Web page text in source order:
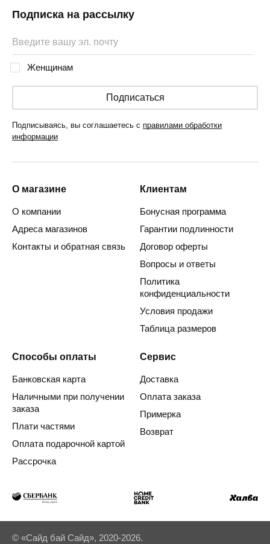
Подписка на рассылку
Женщинам
Подписаться
Подписываясь, вы соглашаетесь с правилами обработки
информации
О магазине
О компании
Адреса магазинов
Контакты и обратная связь
Клиентам
Бонусная программа
Гарантии подлинности
Договор оферты
Вопросы и ответы
Политика
конфиденциальности
Условия продажи
Таблица размеров
Способы оплаты
Банковская карта
Наличными при получении
заказа
Плати частями
Оплата подарочной картой
Рассрочка
Сервис
Доставка
Оплата заказа
Примерка
Возврат
© «Сайд бай Сайд», 2020-2026.